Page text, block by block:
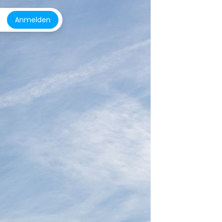
Anmelden